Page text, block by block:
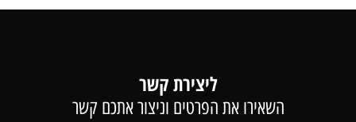
ליצירת קשר
השאירו את הפרטים וניצור אתכם קשר